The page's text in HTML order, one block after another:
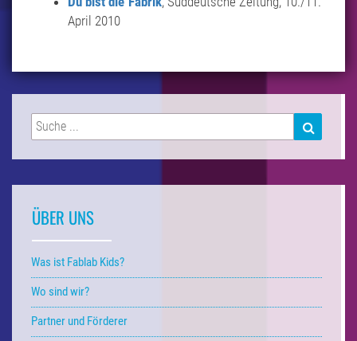
April 2010
Suchen
nach:
ÜBER UNS
Was ist Fablab Kids?
Wo sind wir?
Partner und Förderer